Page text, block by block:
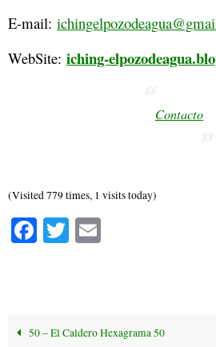
E-mail:
WebSite: iching-
Contacto
(Visited 779 times, 1 visits today)
Fa T
50 – El Caldero Hexagrama 50